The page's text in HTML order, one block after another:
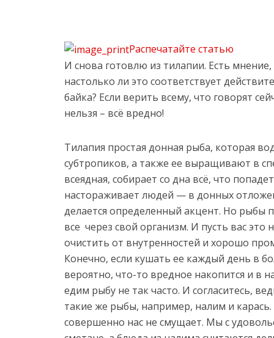
Распечатайте статью
И снова готовлю из тилапии. Есть
настолько ли это соответствует
байка? Если верить всему, что говорят
нельзя – всё вредно!
Тилапия простая донная рыба, которая
субтропиков, а также ее выращивают в
всеядная, собирает со дна всё, что
настораживает людей — в донных
делается определенный акцент. Но рыбы
все через свой организм. И пусть вас это
очистить от внутренностей и хорошо
Конечно, если кушать ее каждый день в
вероятно, что-то вредное накопится и в
едим рыбу не так часто. И согласитесь,
такие же рыбы, например, налим и
совершенно нас не смущает. Мы с